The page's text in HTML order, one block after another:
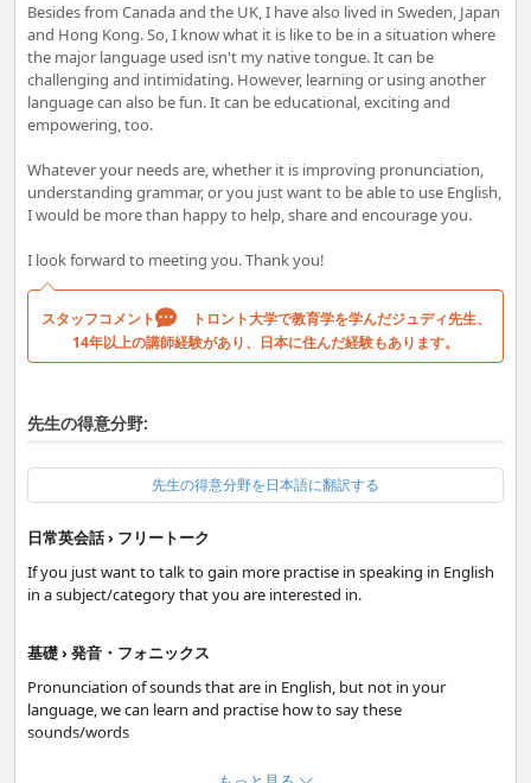
Besides from Canada and the UK, I have also lived in Sweden, Japan
and Hong Kong. So, I know what it is like to be in a situation where
the major language used isn't my native tongue. It can be
challenging and intimidating. However, learning or using another
language can also be fun. It can be educational, exciting and
empowering, too.
Whatever your needs are, whether it is improving pronunciation,
understanding grammar, or you just want to be able to use English,
I would be more than happy to help, share and encourage you.
I look forward to meeting you. Thank you!
スタッフコメント
トロント大学で教育学を学んだジュディ先生、
14年以上の講師経験があり、日本に住んだ経験もあります。
先生の得意分野:
先生の得意分野を日本語に翻訳する
日常英会話 › フリートーク
If you just want to talk to gain more practise in speaking in English
in a subject/category that you are interested in.
基礎 › 発音・フォニックス
Pronunciation of sounds that are in English, but not in your
language, we can learn and practise how to say these
sounds/words